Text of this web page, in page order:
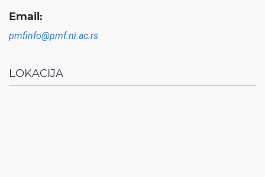
Email:
pmfinfo@pmf.ni.ac.rs
LOKACIJA